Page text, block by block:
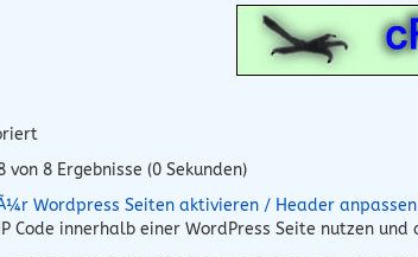
8 Ergebnisse (0 Sekunden)
Wordpress Seiten aktivieren / Header anpassen
Code innerhalb einer WordPress Seite nutzen